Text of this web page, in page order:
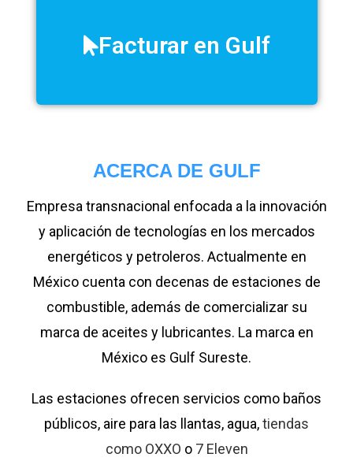
Facturar en Gulf
ACERCA DE GULF
Empresa transnacional enfocada a la innovación
y aplicación de tecnologías en los mercados
energéticos y petroleros. Actualmente en
México cuenta con decenas de estaciones de
combustible, además de comercializar su
marca de aceites y lubricantes. La marca en
México es Gulf Sureste.
Las estaciones ofrecen servicios como baños
públicos, aire para las llantas, agua,tiendas
como OXXO o 7 Eleven